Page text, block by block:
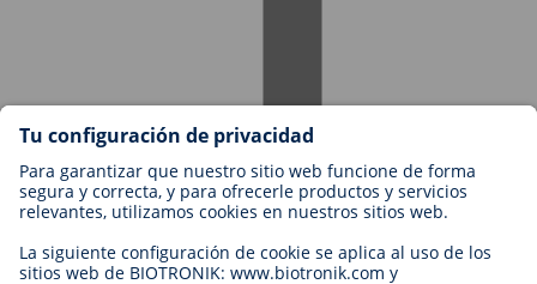
Empleos en BIOTRONIK
Niveles profesionales
¿Por qué trabajar con nosotros?
Oportunidad profesional
Contacto